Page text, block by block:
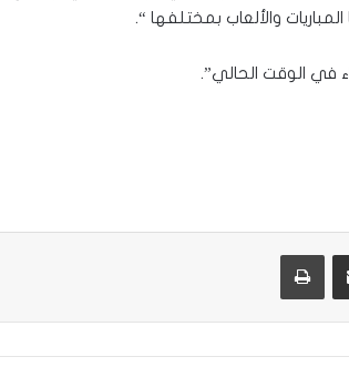
والألعاب بمختلفها “.
في الوقت الحالي”.
مشاركة عبر البريد طباعة